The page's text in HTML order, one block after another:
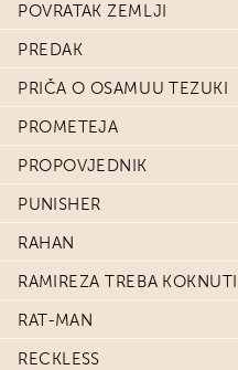
POVRATAK ZEMLJI
PREDAK
PRIČA O OSAMUU TEZUKI
PROMETEJA
PROPOVJEDNIK
PUNISHER
RAHAN
RAMIREZA TREBA KOKNUTI
RAT-MAN
RECKLESS